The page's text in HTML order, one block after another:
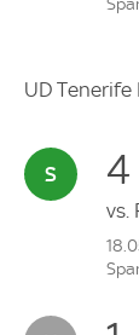
UD Tenerife
4
vs.